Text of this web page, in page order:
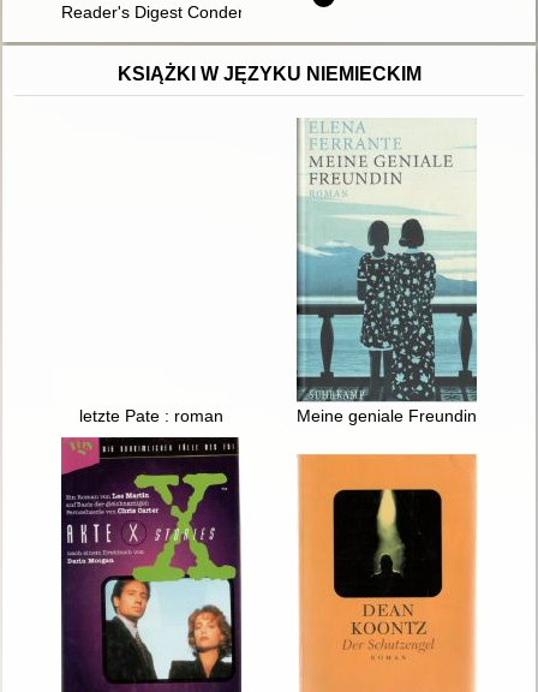
Reader's Digest Condensed Books. 1995. Vol. 3
KSIĄŻKI W JĘZYKU NIEMIECKIM
letzte Pate : roman Meine geniale Freundin :